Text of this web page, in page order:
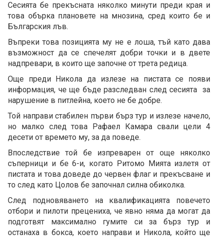
Сесията бе прекъсната няколко минути преди края и
това обърка плановете на мнозина, сред които бе и
Българския лъв.
Въпреки това позицията му не е лоша, тъй като дава
възможност да се спечелят добри точки и в двете
надпревари, в които ще започне от трета редица.
Още преди Никола да излезе на пистата се появи
информация, че ще бъде разследван след сесията за
нарушение в питлейна, което не бе добре.
Той направи стабилен първи бърз тур и излезе начело,
но малко след това Рафаел Камара свали цели 4
десети от времето му, за да поведе.
Впоследствие той бе изпреварен от още няколко
съперници и бе 6-и, когато Ритомо Мията излетя от
пистата и това доведе до червен флаг и прекъсване и
то след като Цолов бе започнал силна обиколка.
След подновяването на квалификацията повечето
отбори и пилоти прецениха, че явно няма да могат да
подготвят максимално гумите си за бърз тур и
останаха в бокса, което направи и Никола, който ще